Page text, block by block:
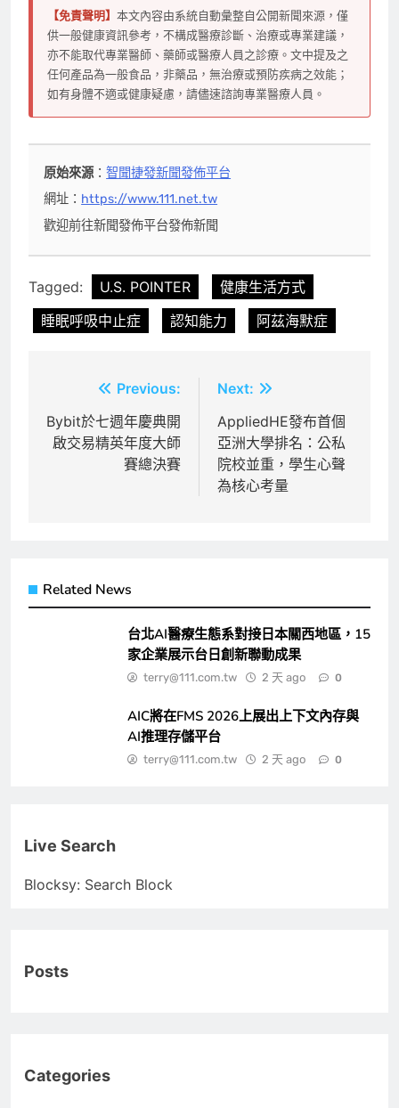
【免責聲明】 本文內容由系統自動彙整自公開新聞來源，僅
供一般健康資訊參考，不構成醫療診斷、治療或專業建議，
亦不能取代專業醫師、藥師或醫療人員之診療。文中提及之
任何產品為一般食品，非藥品，無治療或預防疾病之效能；
如有身體不適或健康疑慮，請儘速諮詢專業醫療人員。
原始來源：智聞捷發新聞發佈平台
網址： https://www.111.net.tw
歡迎前往新聞發佈平台發佈新聞
Tagged: U.S. POINTER
健康生活方式
睡眠呼吸中止症
認知能力 阿茲海默症
章
導
Previous:
Bybit於七週年慶典開
啟交易精英年度大師
賽總決賽
Next:
AppliedHE發布首個
亞洲大學排名：公私
院校並重，學生心聲
為核心考量
Related News
台北AI醫療生態系對接日本關西地區，15
家企業展示台日創新聯動成果
terry@111.com.tw 2 天 ago 0
AIC將在FMS 2026上展出上下文內存與
AI推理存儲平台
terry@111.com.tw 2 天 ago 0
Live Search
Blocksy: Search Block
Posts
Categories